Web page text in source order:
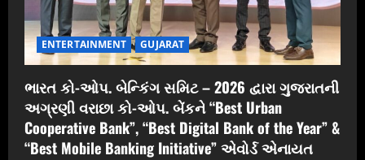
ENTERTAINMENT GUJARAT
ભારત કો-ઓપ. બેન્કિંગ સમિટ – 2026 દ્વારા ગુજરાતની
અગ્રણી વરાછા કો-ઓપ. બેંકને “Best Urban
Cooperative Bank”, “Best Digital Bank of the Year” &
“Best Mobile Banking Initiative” એવોર્ડ એનાયત